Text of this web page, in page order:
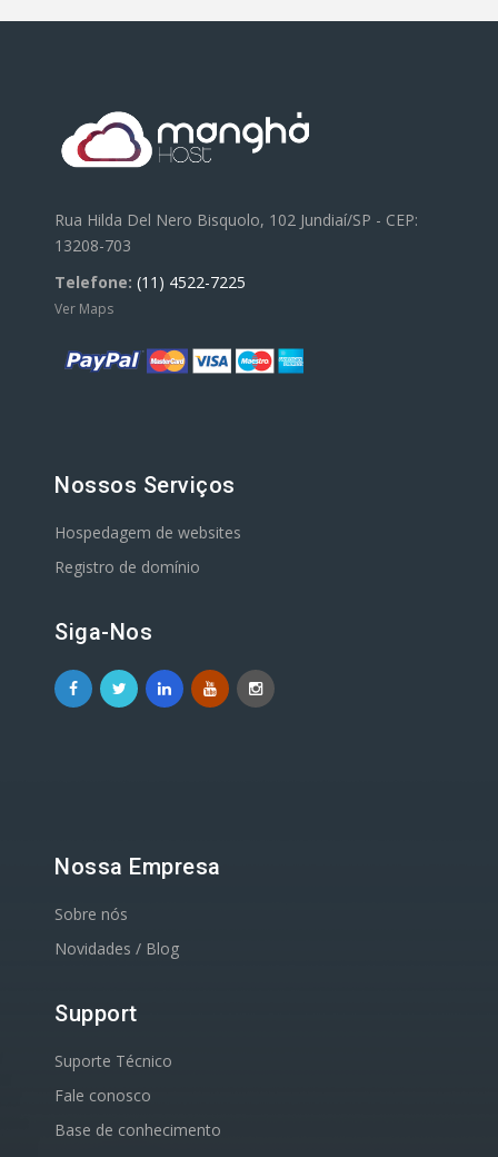
Rua Hilda Del Nero Bisquolo, 102 Jundiaí/SP - CEP:
13208-703
Telefone: (11) 4522-7225
Ver Maps
Nossos Serviços
Hospedagem de websites
Registro de domínio
Siga-Nos
Nossa Empresa
Sobre nós
Novidades / Blog
Support
Suporte Técnico
Fale conosco
Base de conhecimento